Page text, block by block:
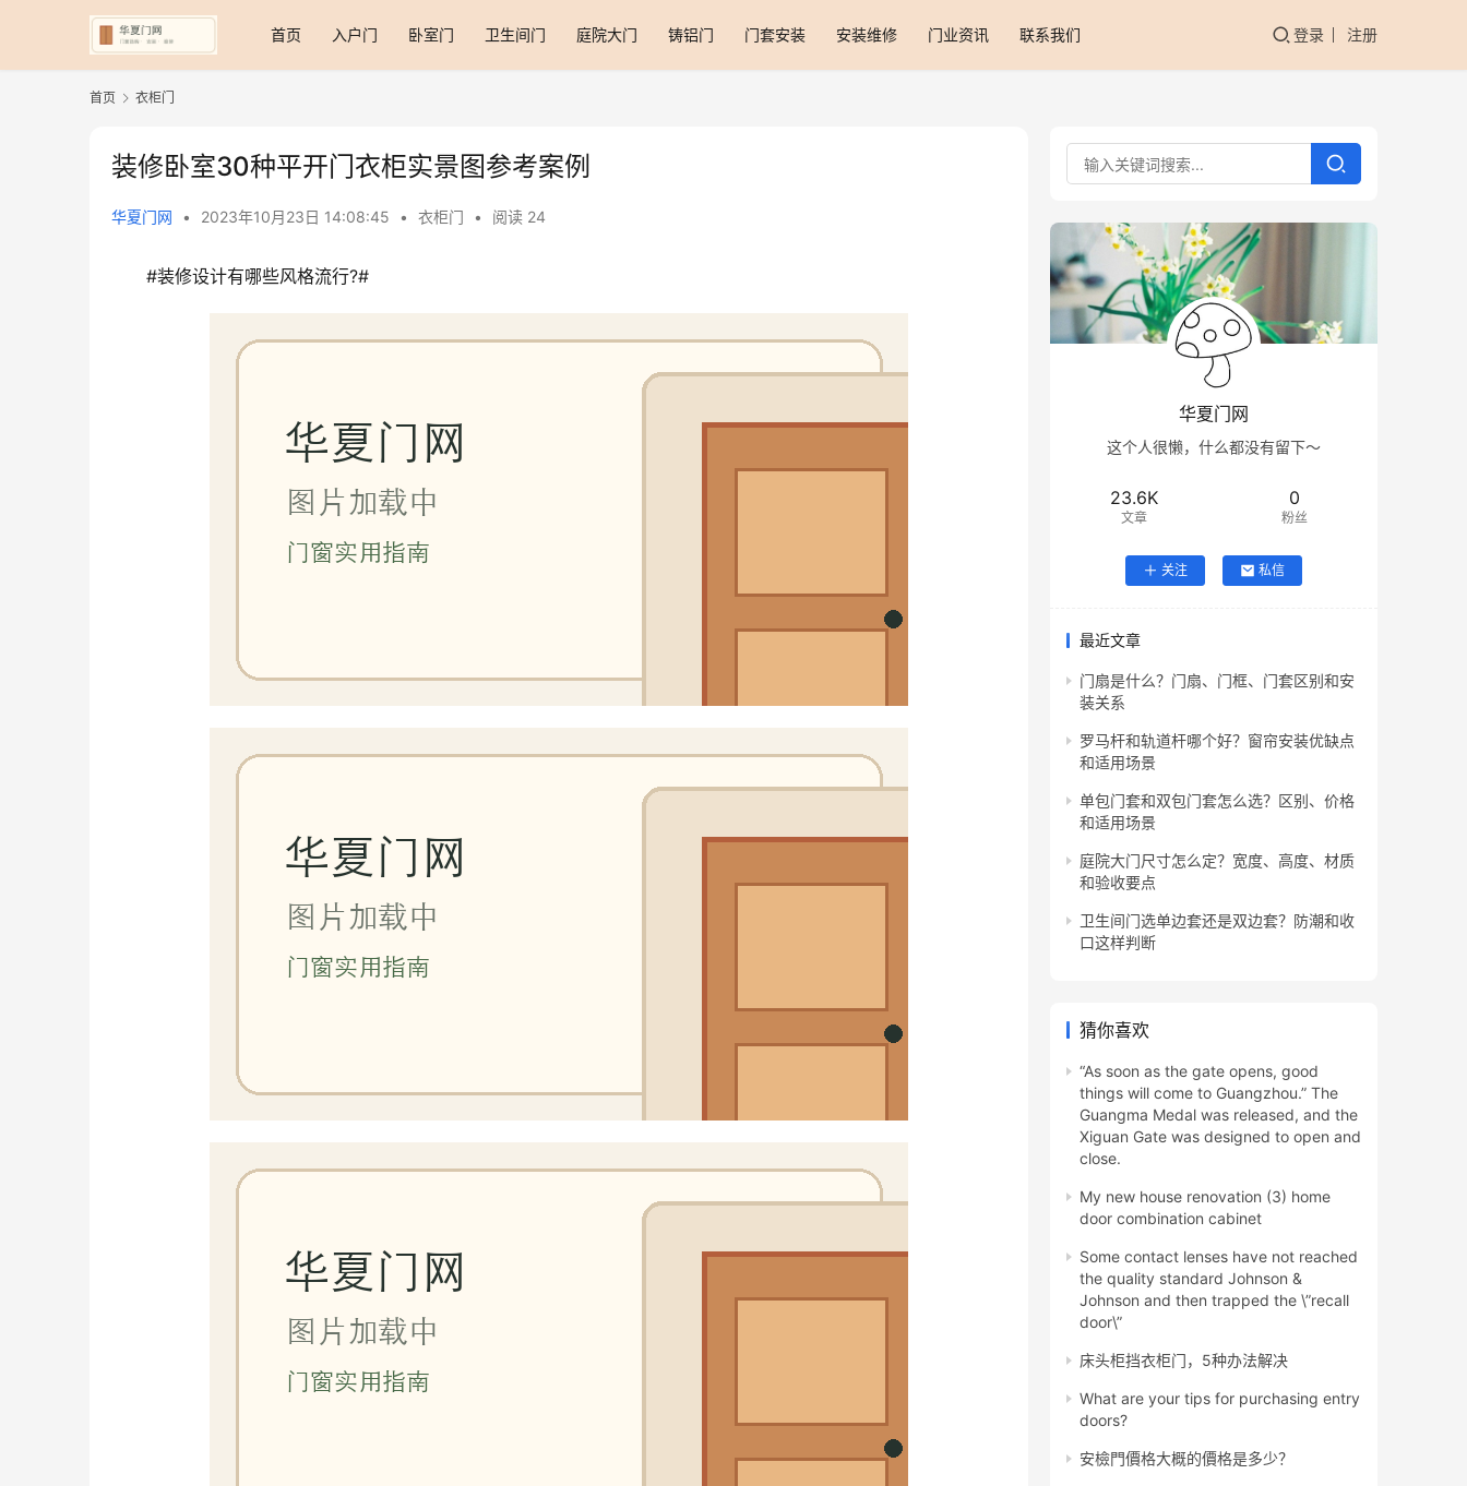
首页 入户门 卧室门 卫生间门 庭院大门 铸铝门 门套安装 安装维修 门业资讯 联系我们 登录 注册
首页 衣柜门
装修卧室30种平开门衣柜实景图参考案例
华夏门网 • 2023年10月23日 14:08:45 • 衣柜门 • 阅读 24
#装修设计有哪些风格流行?#​
华夏门网
这个人很懒，什么都没有留下～
23.6K
文章
0
粉丝
关注 私信
最近文章
门扇是什么？门扇、门框、门套区别和安
装关系
罗马杆和轨道杆哪个好？窗帘安装优缺点
和适用场景
单包门套和双包门套怎么选？区别、价格
和适用场景
庭院大门尺寸怎么定？宽度、高度、材质
和验收要点
卫生间门选单边套还是双边套？防潮和收
口这样判断
猜你喜欢
“As soon as the gate opens, good
things will come to Guangzhou.” The
Guangma Medal was released, and the
Xiguan Gate was designed to open and
close.
My new house renovation (3) home
door combination cabinet
Some contact lenses have not reached
the quality standard Johnson &
Johnson and then trapped the \”recall
door\”
床头柜挡衣柜门，5种办法解决
What are your tips for purchasing entry
doors?
安檢門價格大概的價格是多少？